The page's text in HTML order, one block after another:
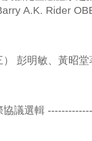
A.K. Rider
） 彭明敏、黃昭
協議選輯